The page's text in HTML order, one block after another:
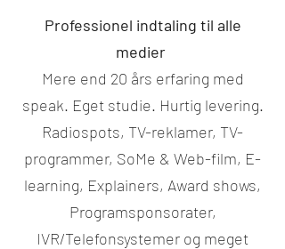
Professionel indtaling til alle
medier
Mere end 20 års erfaring med
speak. Eget studie. Hurtig levering.
Radiospots, TV-reklamer, TV-
programmer, SoMe & Web-film, E-
learning, Explainers, Award shows,
Programsponsorater,
IVR/Telefonsystemer og meget